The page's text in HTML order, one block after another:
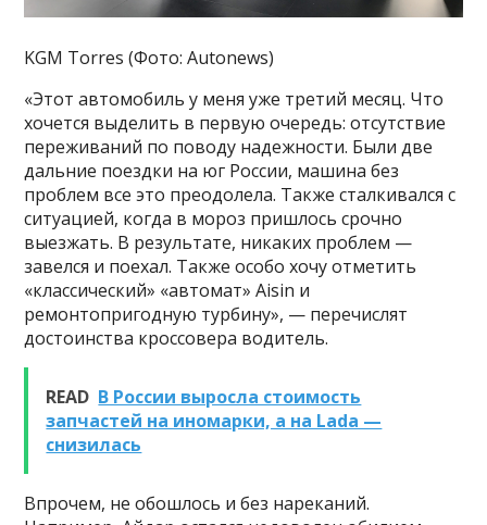
KGM Torres (Фото: Autonews)
«Этот автомобиль у меня уже третий месяц. Что
хочется выделить в первую очередь: отсутствие
переживаний по поводу надежности. Были две
дальние поездки на юг России, машина без
проблем все это преодолела. Также сталкивался с
ситуацией, когда в мороз пришлось срочно
выезжать. В результате, никаких проблем —
завелся и поехал. Также особо хочу отметить
«классический» «автомат» Aisin и
ремонтопригодную турбину», — перечислят
достоинства кроссовера водитель.
READ В России выросла стоимость
запчастей на иномарки, а на Lada —
снизилась
Впрочем, не обошлось и без нареканий.